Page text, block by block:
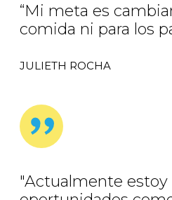
“Mi meta es
comida ni para los
JULIETH ROCHA
"Actualmente estoy